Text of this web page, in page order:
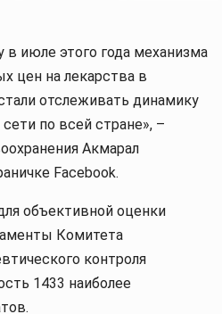
в июле этого года механизма
цен на лекарства в
отслеживать динамику
по всей стране», –
Акмарал
Facebook.
объективной оценки
Комитета
контроля
1433 наиболее